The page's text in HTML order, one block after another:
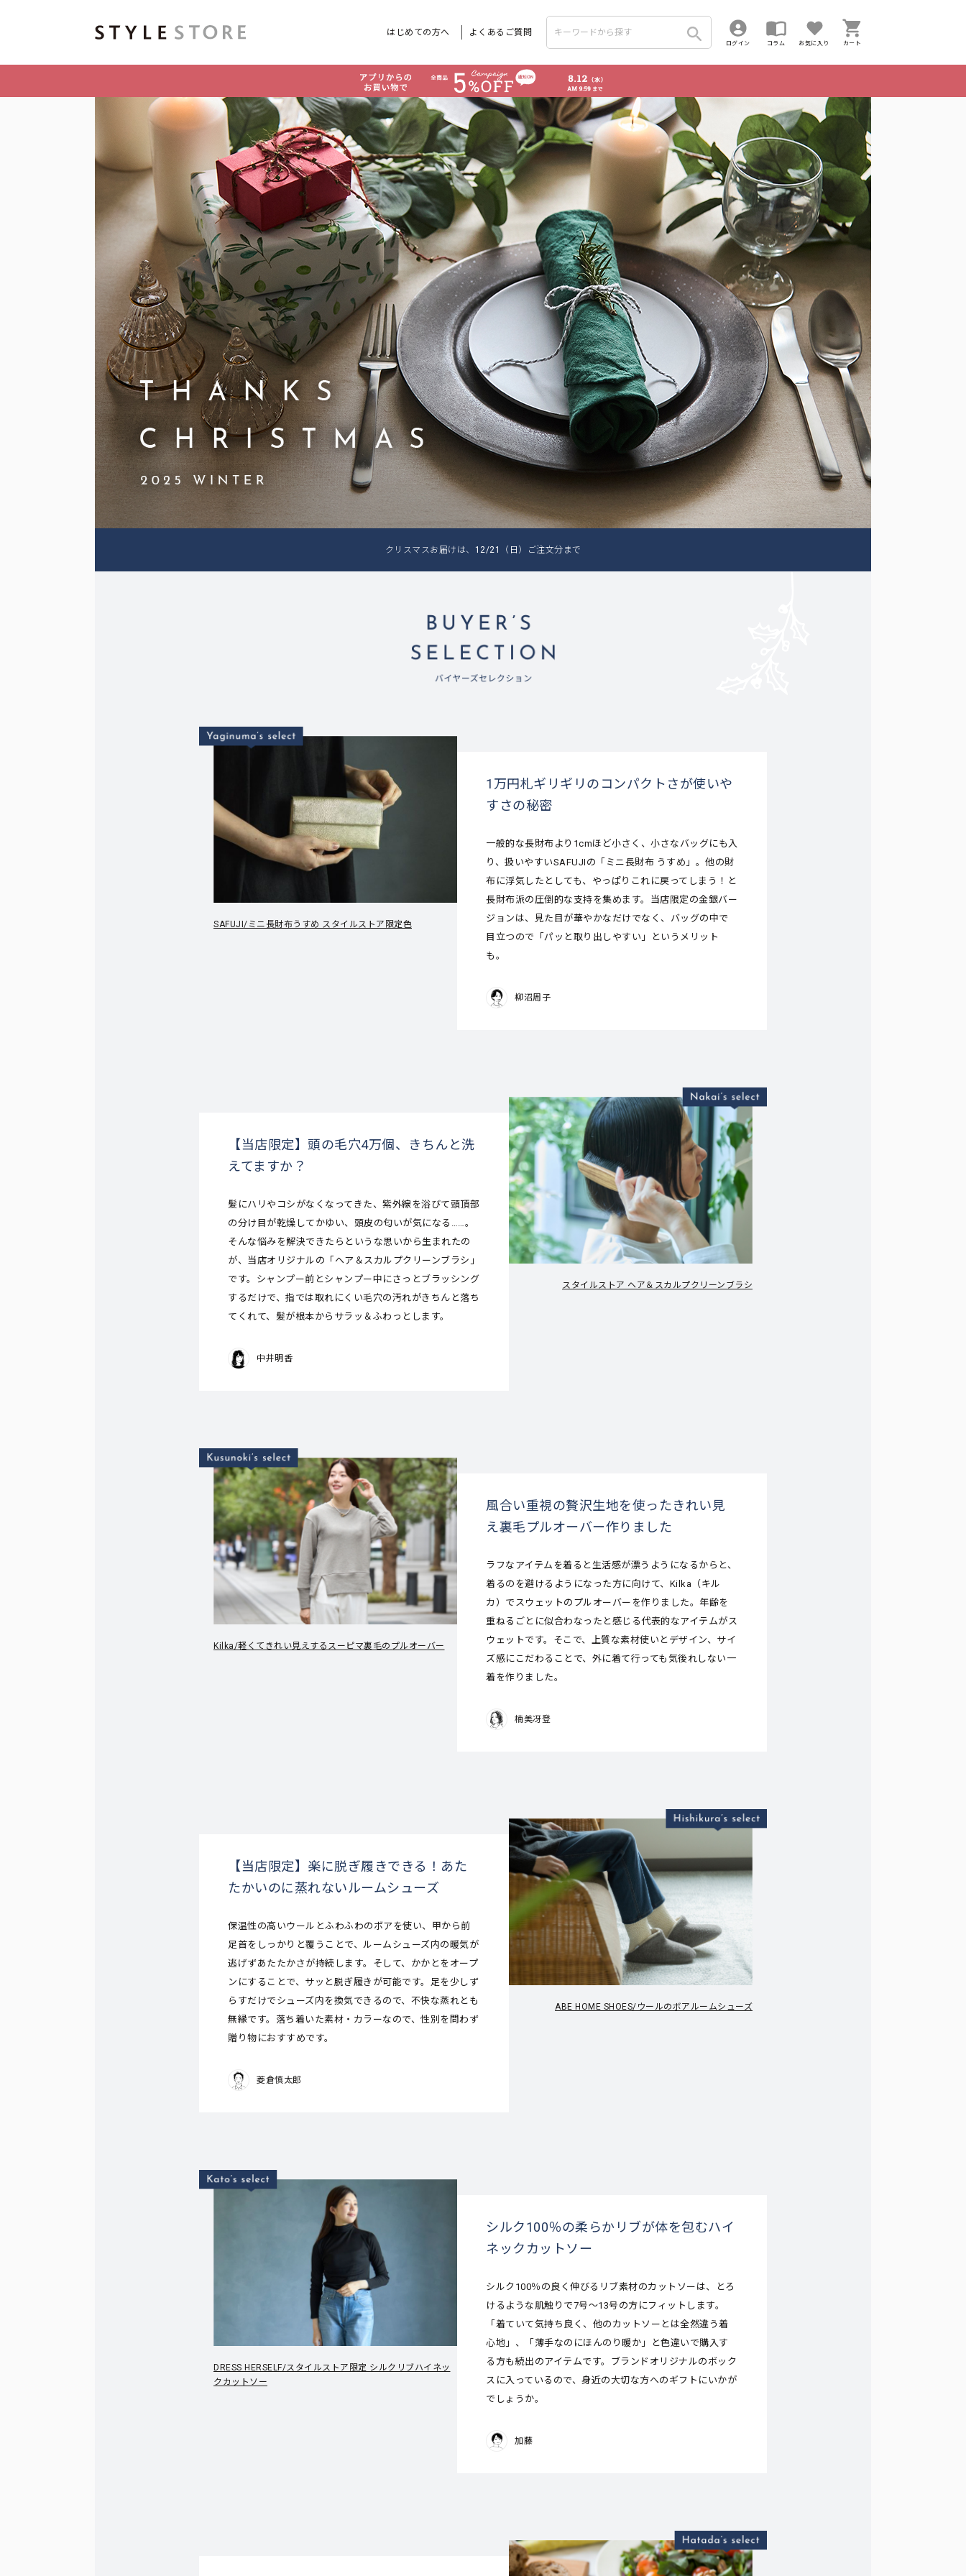
はじめての方へ よくあるご質問
ログイン コラム お気に入り カート
クリスマスお届けは、12/21（日）ご注文分まで
SAFUJI/ミニ長財布うすめ スタイルストア限定色
1万円札ギリギリのコンパクトさが使いや
すさの秘密
一般的な長財布より1cmほど小さく、小さなバッグにも入
り、扱いやすいSAFUJIの「ミニ長財布 うすめ」。他の財
布に浮気したとしても、やっぱりこれに戻ってしまう！と
長財布派の圧倒的な支持を集めます。当店限定の金銀バー
ジョンは、見た目が華やかなだけでなく、バッグの中で
目立つので「パッと取り出しやすい」というメリット
も。
柳沼周子
スタイルストア ヘア＆スカルプクリーンブラシ
【当店限定】頭の毛穴4万個、きちんと洗
えてますか？
髪にハリやコシがなくなってきた、紫外線を浴びて頭頂部
の分け目が乾燥してかゆい、頭皮の匂いが気になる……。
そんな悩みを解決できたらというな思いから生まれたの
が、当店オリジナルの「ヘア＆スカルプクリーンブラシ」
です。シャンプー前とシャンプー中にさっとブラッシング
するだけで、指では取れにくい毛穴の汚れがきちんと落ち
てくれて、髪が根本からサラッ＆ふわっとします。
中井明香
Kilka/軽くてきれい見えするスーピマ裏毛のプルオーバー
風合い重視の贅沢生地を使ったきれい見
え裏毛プルオーバー作りました
ラフなアイテムを着ると生活感が漂うようになるからと、
着るのを避けるようになった方に向けて、Kilka（キル
カ）でスウェットのプルオーバーを作りました。年齢を
重ねるごとに似合わなったと感じる代表的なアイテムがス
ウェットです。そこで、上質な素材使いとデザイン、サイ
ズ感にこだわることで、外に着て行っても気後れしない一
着を作りました。
楠美冴登
ABE HOME SHOES/ウールのボアルームシューズ
【当店限定】楽に脱ぎ履きできる！あた
たかいのに蒸れないルームシューズ
保温性の高いウールとふわふわのボアを使い、甲から前
足首をしっかりと覆うことで、ルームシューズ内の暖気が
逃げずあたたかさが持続します。そして、かかとをオープ
ンにすることで、サッと脱ぎ履きが可能です。足を少しず
らすだけでシューズ内を換気できるので、不快な蒸れとも
無縁です。落ち着いた素材・カラーなので、性別を問わず
贈り物におすすめです。
菱倉慎太郎
DRESS HERSELF/スタイルストア限定 シルクリブハイネッ
クカットソー
シルク100％の柔らかリブが体を包むハイ
ネックカットソー
シルク100％の良く伸びるリブ素材のカットソーは、とろ
けるような肌触りで7号～13号の方にフィットします。
「着ていて気持ち良く、他のカットソーとは全然違う着
心地」、「薄手なのにほんのり暖か」と色違いで購入す
る方も続出のアイテムです。ブランドオリジナルのボック
スに入っているので、身近の大切な方へのギフトにいかが
でしょうか。
加藤